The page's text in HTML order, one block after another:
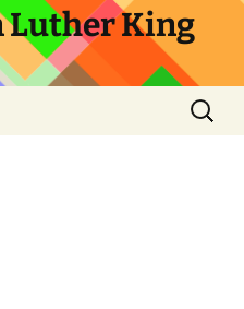
King
Suchen
nach: